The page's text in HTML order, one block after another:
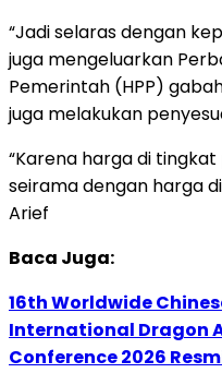
“Jadi selaras dengan
juga mengeluarkan
Pemerintah (HPP)
juga melakukan
“Karena harga di
seirama dengan harga
Arief
Baca Juga:
16th Worldwide
International Dragon
Conference 2026